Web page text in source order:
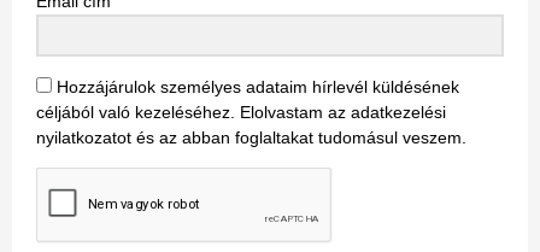
Hozzájárulok személyes adataim hírlevél küldésének
céljából való kezeléséhez. Elolvastam az adatkezelési
nyilatkozatot és az abban foglaltakat tudomásul veszem.